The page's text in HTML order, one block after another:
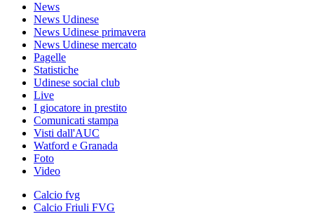
News
News Udinese
News Udinese primavera
News Udinese mercato
Pagelle
Statistiche
Udinese social club
Live
I giocatore in prestito
Comunicati stampa
Visti dall'AUC
Watford e Granada
Foto
Video
Calcio fvg
Calcio Friuli FVG